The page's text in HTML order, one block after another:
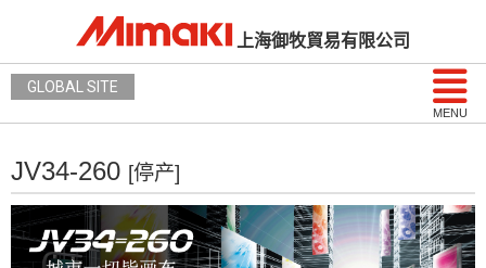
上海御牧貿易有限公司
MENU
GLOBAL SITE
JV34-260 [停产]